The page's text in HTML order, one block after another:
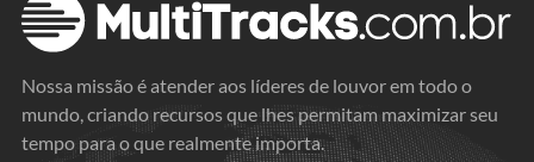
Nossa missão é atender aos líderes de louvor em todo o
mundo, criando recursos que lhes permitam maximizar seu
tempo para o que realmente importa.